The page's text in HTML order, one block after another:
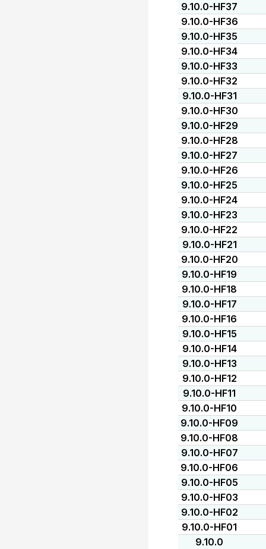
9.10.0-HF37
9.10.0-HF36
9.10.0-HF35
9.10.0-HF34
9.10.0-HF33
9.10.0-HF32
9.10.0-HF31
9.10.0-HF30
9.10.0-HF29
9.10.0-HF28
9.10.0-HF27
9.10.0-HF26
9.10.0-HF25
9.10.0-HF24
9.10.0-HF23
9.10.0-HF22
9.10.0-HF21
9.10.0-HF20
9.10.0-HF19
9.10.0-HF18
9.10.0-HF17
9.10.0-HF16
9.10.0-HF15
9.10.0-HF14
9.10.0-HF13
9.10.0-HF12
9.10.0-HF11
9.10.0-HF10
9.10.0-HF09
9.10.0-HF08
9.10.0-HF07
9.10.0-HF06
9.10.0-HF05
9.10.0-HF03
9.10.0-HF02
9.10.0-HF01
9.10.0